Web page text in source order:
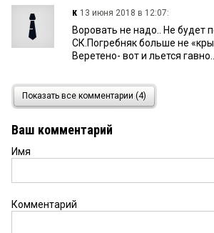
к 13 июня 2018 в 12:07:
Воровать не надо.. Не будет
СК.Погребняк больше не
Веретено- вот и льется гавно...
13 июня 2018 в 10:15:
последнее предприятие в
ресурсами. браво репину,
Показать все комментарии (4)
Ваш комментарий
Имя
Комментарий